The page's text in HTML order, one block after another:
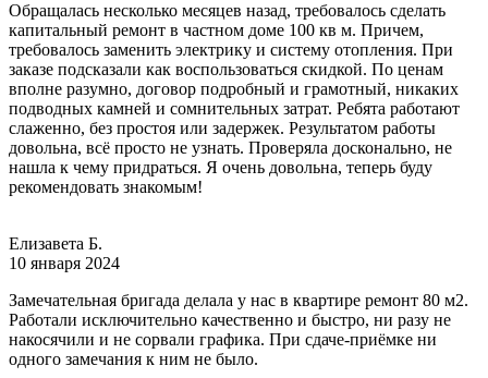
Обращалась несколько месяцев назад, требовалось сделать
капитальный ремонт в частном доме 100 кв м. Причем,
требовалось заменить электрику и систему отопления. При
заказе подсказали как воспользоваться скидкой. По ценам
вполне разумно, договор подробный и грамотный, никаких
подводных камней и сомнительных затрат. Ребята работают
слаженно, без простоя или задержек. Результатом работы
довольна, всё просто не узнать. Проверяла досконально, не
нашла к чему придраться. Я очень довольна, теперь буду
рекомендовать знакомым!
Елизавета Б.
10 января 2024
Замечательная бригада делала у нас в квартире ремонт 80 м2.
Работали исключительно качественно и быстро, ни разу не
накосячили и не сорвали графика. При сдаче-приёмке ни
одного замечания к ним не было.